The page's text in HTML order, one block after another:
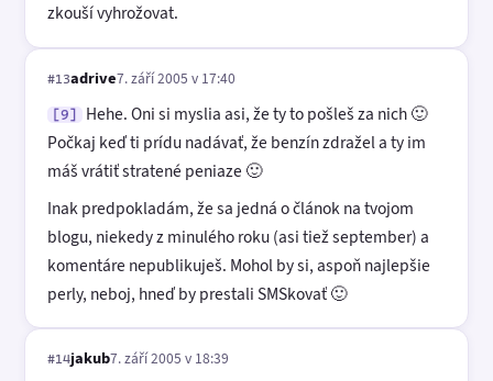
zkouší vyhrožovat.
#13adrive7. září 2005 v 17:40
[9]
Hehe. Oni si myslia asi, že ty to pošleš za nich 🙂
Počkaj keď ti prídu nadávať, že benzín zdražel a ty im
máš vrátiť stratené peniaze 🙂
Inak predpokladám, že sa jedná o článok na tvojom
blogu, niekedy z minulého roku (asi tiež september) a
komentáre nepublikuješ. Mohol by si, aspoň najlepšie
perly, neboj, hneď by prestali SMSkovať 🙂
#14jakub7. září 2005 v 18:39